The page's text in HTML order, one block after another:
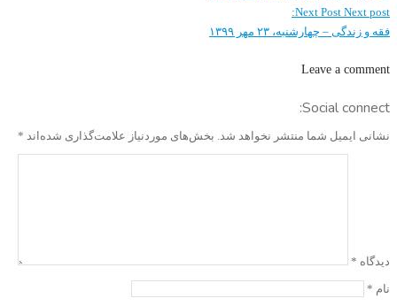
Next Post Next post:
فقه و زندگی – چهارشنبه، ۲۳ مهر ۱۳۹۹
Leave a comment
Social connect:
نشانی ایمیل شما منتشر نخواهد شد. بخش‌های موردنیاز علامت‌گذاری شده‌اند *
دیدگاه *
نام *